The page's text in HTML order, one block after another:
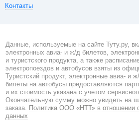
Контакты
Данные, используемые на сайте Туту.ру,
электронных авиа- и ж/д билетов,
и туристского продукта, а также
электропоездов и автобусов взяты из
Туристский продукт, электронные авиа- и
билеты на автобусы предоставляются
и их стоимость указана с учетом
Окончательную сумму можно увидеть на
заказа. Политика ООО «НТТ» в отношении
данных